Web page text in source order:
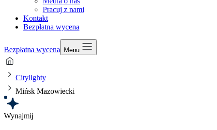
Pracuj z nami
Kontakt
Bezpłatna wycena
Bezpłatna wycena Menu
Citylighty
Mińsk Mazowiecki
Wynajmij